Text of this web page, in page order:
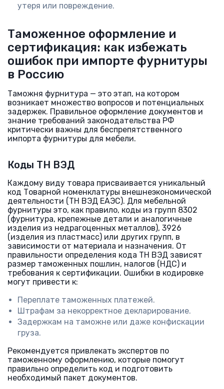
утеря или повреждение.
Таможенное оформление и
сертификация: как избежать
ошибок при импорте фурнитуры
в Россию
Таможня фурнитура — это этап, на котором
возникает множество вопросов и потенциальных
задержек. Правильное оформление документов и
знание требований законодательства РФ
критически важны для беспрепятственного
импорта фурнитуры для мебели.
Коды ТН ВЭД
Каждому виду товара присваивается уникальный
код Товарной номенклатуры внешнеэкономической
деятельности (ТН ВЭД ЕАЭС). Для мебельной
фурнитуры это, как правило, коды из групп 8302
(фурнитура, крепежные детали и аналогичные
изделия из недрагоценных металлов), 3926
(изделия из пластмасс) или других групп, в
зависимости от материала и назначения. От
правильности определения кода ТН ВЭД зависят
размер таможенных пошлин, налогов (НДС) и
требования к сертификации. Ошибки в кодировке
могут привести к:
Переплате таможенных платежей.
Штрафам за некорректное декларирование.
Задержкам на таможне или даже конфискации
груза.
Рекомендуется привлекать экспертов по
таможенному оформлению, которые помогут
правильно определить код и подготовить
необходимый пакет документов.